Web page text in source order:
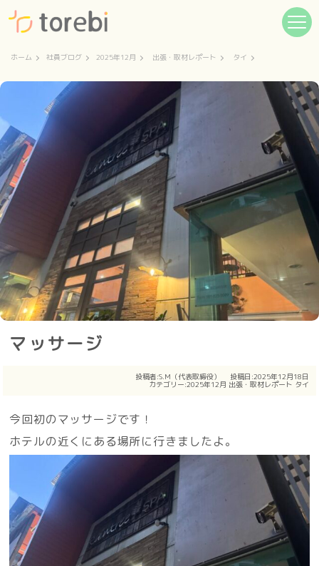
ホーム 社員ブログ 2025年12月 出張・取材レポート タイ
マッサージ
投稿者:S.M（代表取締役） 投稿日:2025年12月18日
カテゴリー:2025年12月 出張・取材レポート タイ
今回初のマッサージです！
ホテルの近くにある場所に行きましたよ。